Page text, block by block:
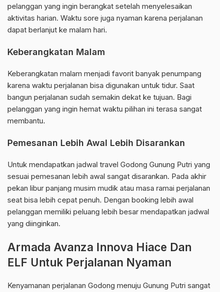
pelanggan yang ingin berangkat setelah menyelesaikan
aktivitas harian. Waktu sore juga nyaman karena perjalanan
dapat berlanjut ke malam hari.
Keberangkatan Malam
Keberangkatan malam menjadi favorit banyak penumpang
karena waktu perjalanan bisa digunakan untuk tidur. Saat
bangun perjalanan sudah semakin dekat ke tujuan. Bagi
pelanggan yang ingin hemat waktu pilihan ini terasa sangat
membantu.
Pemesanan Lebih Awal Lebih Disarankan
Untuk mendapatkan jadwal travel Godong Gunung Putri yang
sesuai pemesanan lebih awal sangat disarankan. Pada akhir
pekan libur panjang musim mudik atau masa ramai perjalanan
seat bisa lebih cepat penuh. Dengan booking lebih awal
pelanggan memiliki peluang lebih besar mendapatkan jadwal
yang diinginkan.
Armada Avanza Innova Hiace Dan
ELF Untuk Perjalanan Nyaman
Kenyamanan perjalanan Godong menuju Gunung Putri sangat